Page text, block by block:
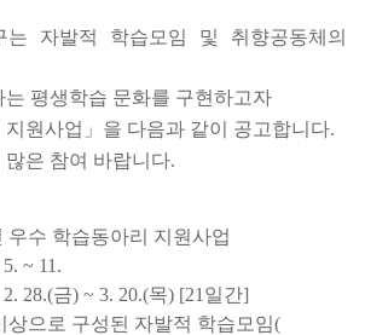
는 자발적 학습모임 및 취향공동체의
평생학습 문화를 구현하고자
지원사업 」 을 다음과 같이 공고합니다.
은 참여 바랍니다.
우수 학습동아리 지원사업
~ 11.
2. 28.(금) ~ 3. 20.(목) [21 일간]
상으로 구성된 자발적 학습모임(